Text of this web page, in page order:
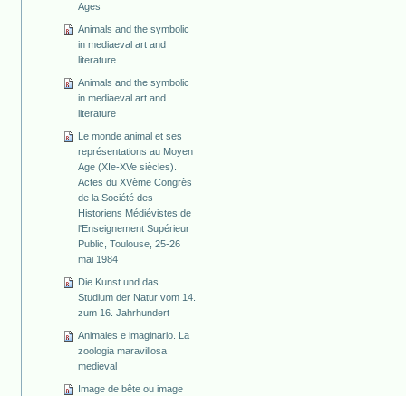
Ages
Animals and the symbolic
in mediaeval art and
literature
Animals and the symbolic
in mediaeval art and
literature
Le monde animal et ses
représentations au Moyen
Age (XIe-XVe siècles).
Actes du XVème Congrès
de la Société des
Historiens Médiévistes de
l'Enseignement Supérieur
Public, Toulouse, 25-26
mai 1984
Die Kunst und das
Studium der Natur vom 14.
zum 16. Jahrhundert
Animales e imaginario. La
zoologia maravillosa
medieval
Image de bête ou image